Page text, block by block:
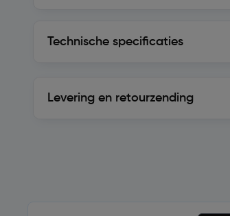
Technische specificaties
Levering en retourzending